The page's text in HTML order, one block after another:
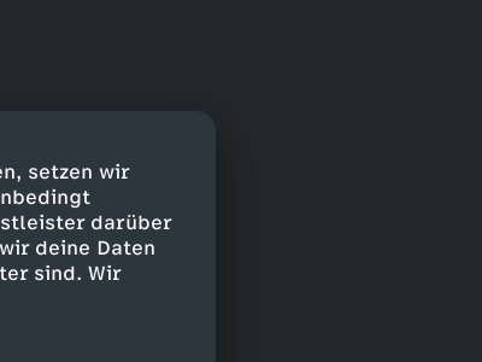
setzen wir
darüber
deine Daten
sind. Wir